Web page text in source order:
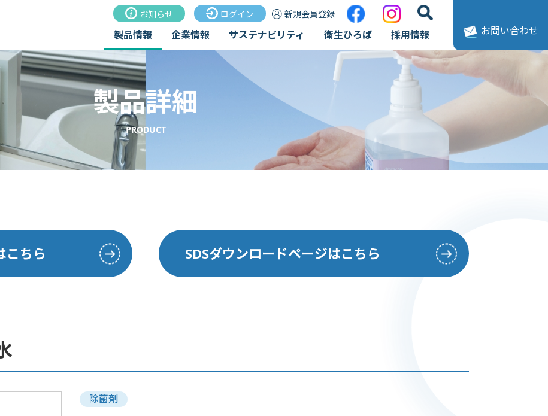
お知らせ ログイン 新規会員登録
製品情報 企業情報 サステナビリティ 衛生ひろば 採用情報 お問い合わせ
製品詳細
PRODUCT
こちら SDSダウンロードページはこちら
除菌剤